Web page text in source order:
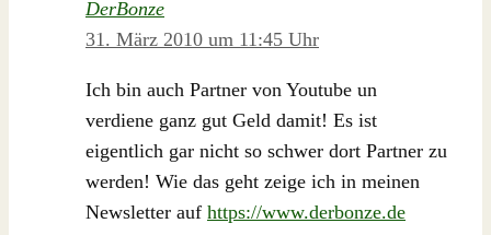
DerBonze
31. März 2010 um 11:45 Uhr
Ich bin auch Partner von Youtube un
verdiene ganz gut Geld damit! Es ist
eigentlich gar nicht so schwer dort Partner zu
werden! Wie das geht zeige ich in meinen
Newsletter auf https://www.derbonze.de